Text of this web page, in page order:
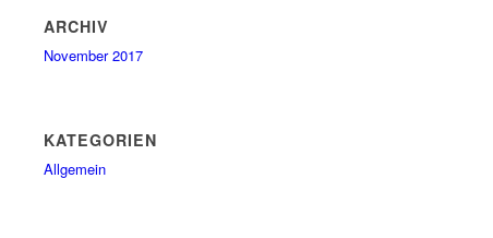
ARCHIV
November 2017
KATEGORIEN
Allgemein